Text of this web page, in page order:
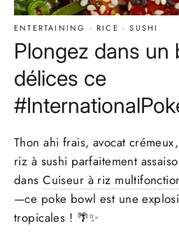
ENTERTAINING · RICE · SUSHI
Plongez dans un
délices ce
Thon ahi frais, avocat
riz à sushi parfaitement
dans Cuiseur à riz
—ce poke bowl est une
tropicales ! 🌴✨